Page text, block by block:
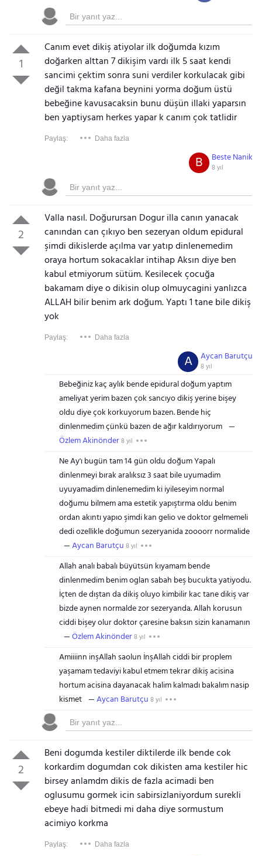
1
Canım evet dikiş atiyolar ilk doğumda kızım
doğarken alttan 7 dikişim vardı ilk 5 saat kendi
sancimi çektim sonra suni verdiler korkulacak gibi
değil takma kafana beynini yorma doğum üstü
bebeğine kavusacaksin bunu düşün illaki yaparsın
ben yaptiysam herkes yapar k canım çok tatlidir
Paylaş: Daha fazla
Beste Nanik
8 yıl
B
2
Valla nasıl. Doğurursan Dogur illa canın yanacak
canından can çıkıyo ben sezeryan oldum epidural
şimdi dikislerde açılma var yatıp dinlenemedim
oraya hortum sokacaklar intihap Aksın diye ben
kabul etmiyorum sütüm. Kesilecek çocuğa
bakamam diye o dikisin olup olmuycagini yanlızca
ALLAH bilir benim ark doğum. Yaptı 1 tane bile dikiş
yok
Paylaş: Daha fazla
Aycan Barutçu
8 yıl
A
Bebeğiniz kaç aylık bende epidural doğum yaptım
ameliyat yerim bazen çok sancıyo dikiş yerine bişey
oldu diye çok korkuyorum bazen. Bende hiç
dinlenmedim çünkü bazen de ağır kaldırıyorum
Özlem Akinönder8 yıl
Ne Ay'ı bugün tam 14 gün oldu doğum Yapalı
dinlenmeyi bırak aralıksız 3 saat bile uyumadim
uyuyamadim dinlenemedim ki iyileseyim normal
doğumu bilmem ama estetik yapıştırma oldu benim
ordan akıntı yapıo şimdi kan gelio ve doktor gelmemeli
dedi ozellikle doğumun sezeryanida zoooorr normalide
Aycan Barutçu 8 yıl
Allah analı babalı büyütsün kıyamam bende
dinlenmedim benim oglan sabah beş bucukta yatiyodu.
İçten de dıştan da dikiş oluyo kimbilir kac tane dikiş var
bizde aynen normalde zor sezeryanda. Allah korusun
ciddi bişey olur doktor çaresine baksın sizin kanamanın
Özlem Akinönder8 yıl
Amiiiinn inşAllah saolun İnşAllah ciddi bir proplem
yaşamam tedaviyi kabul etmem tekrar dikiş acisina
hortum acisina dayanacak halim kalmadı bakalım nasip
kismet
Aycan Barutçu 8 yıl
2
Beni dogumda kestiler diktilerde ilk bende cok
korkardim dogumdan cok dikisten ama kestiler hic
birsey anlamdm dikis de fazla acimadi ben
oglusumu gormek icin sabirsizlaniyordum surekli
ebeye hadi bitmedi mi daha diye sormustum
acimiyo korkma
Paylaş: Daha fazla